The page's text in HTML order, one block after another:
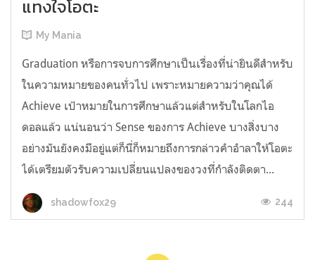
แทงใจโอตะ
My Mania
Graduation หรือการจบการศึกษาเป็นเรื่องที่น่ายินดีสำหรับ
ในความหมายของคนทั่วไป เพราะหมายความว่าคุณได้
Achieve เป้าหมายในการศึกษาแล้วแต่สำหรับในโลกไอ
ดอลแล้ว แน่นอนว่า Sense ของการ Achieve บางสิ่งบาง
อย่างมันยังคงมีอยู่แต่ก็นี่ก็หมายถึงการกล่าวคำอำลาให้โอตะ
ได้เตรียมตัวรับความเปลี่ยนแปลงของวงที่กำลังติดตา...
shadowfox29 244